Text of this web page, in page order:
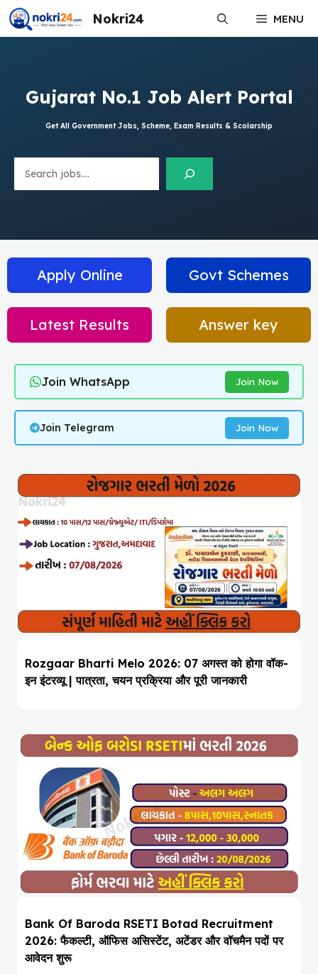
Skip
to
content
Nokri24 MENU
Gujarat No.1 Job Alert Portal
Get All Government Jobs, Scheme, Exam Results & Scolarship
Apply Online Govt Schemes
Latest Results Answer key
Join WhatsApp Join Now
Join Telegram Join Now
Rozgaar Bharti Melo 2026: 07 अगस्त को होगा वॉक-
इन इंटरव्यू | पात्रता, चयन प्रक्रिया और पूरी जानकारी
Bank Of Baroda RSETI Botad Recruitment
2026: फैकल्टी, ऑफिस असिस्टेंट, अटेंडर और वॉचमैन पदों पर
आवेदन शुरू